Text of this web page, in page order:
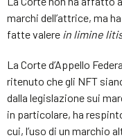
marchi dell’attrice, ma
fatte valere in limine
La Corte d’Appello
ritenuto che gli NFT
dalla legislazione sui
in particolare, ha
cui, l’uso di un marchio